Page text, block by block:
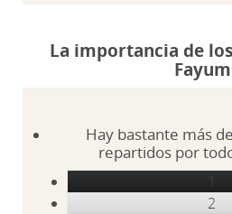
La importancia de
Fayum
Hay bastante más
repartidos por
1
2